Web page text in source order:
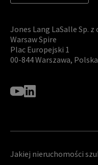
Jones Lang LaSalle Sp. z
Warsaw Spire
Plac Europejski 1
00-844 Warszawa, Polska
Jakiej nieruchomości